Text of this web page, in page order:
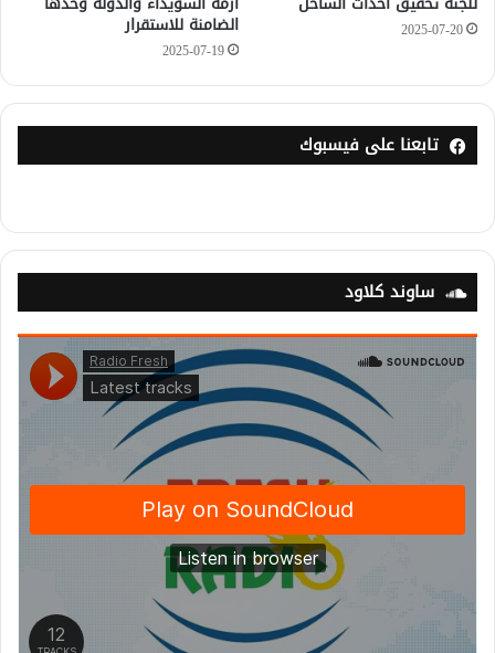
2025-07-20 الضامنة للاستقرار
2025-07-19
تابعنا على فيسبوك
ساوند كلاود